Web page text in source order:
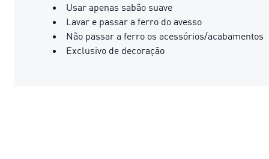
Usar apenas sabão suave
Lavar e passar a ferro do avesso
Não passar a ferro os acessórios/acabamentos
Exclusivo de decoração